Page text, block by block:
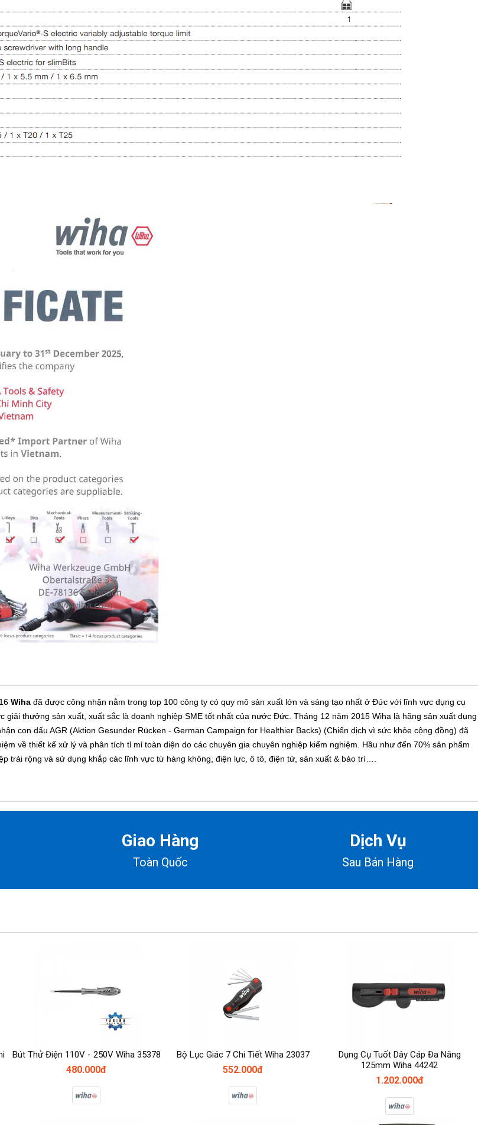
Wihađã được công nhận nằm trong top 100 công ty có quy mô sản xuất lớn và sáng tạo nhất ở Đức với lĩnh vực dụng cụ
giải thưởng sản xuất, xuất sắc là doanh nghiệp SME tốt nhất của nước Đức. Tháng 12 năm 2015 Wiha là hãng sản xuất dụng
con dấu AGR (Aktion Gesunder Rücken - German Campaign for Healthier Backs) (Chiến dịch vì sức khỏe cộng đồng) đã
về thiết kế xử lý và phân tích tỉ mỉ toàn diện do các chuyên gia chuyên nghiệp kiểm nghiệm. Hầu như đến 70% sản phẩm
trải rộng và sử dụng khắp các lĩnh vực từ hàng không, điện lực, ô tô, điện tử, sản xuất & bảo trì….
Giao Hàng
Toàn Quốc
Dịch Vụ
Sau Bán Hàng
Bút Thử Điện 110V - 250V Wiha 35378
480.000đ
Bộ Lục Giác 7 Chi Tiết Wiha 23037
552.000đ
Dụng Cụ Tuốt Dây Cáp Đa Năng
125mm Wiha 44242
1.202.000đ